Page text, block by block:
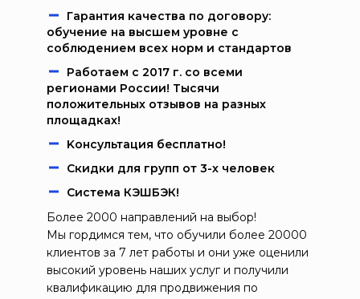
Гарантия качества по договору:
обучение на высшем уровне с
соблюдением всех норм и стандартов
Работаем c 2017 г. со всеми
регионами России! Тысячи
положительных отзывов на разных
площадках!
Kонcультация бecплaтно!
Скидки для групп от 3-х человек
Система КЭШБЭК!
Более 2000 направлений на выбор!
Мы гордимся тем, что обучили более 20000
клиентов за 7 лет работы и они уже оценили
высокий уровень наших услуг и получили
квалификацию для продвижения по